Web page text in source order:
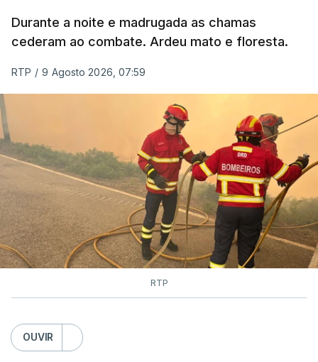
Durante a noite e madrugada as chamas
cederam ao combate. Ardeu mato e floresta.
RTP / 9 Agosto 2026, 07:59
RTP
OUVIR